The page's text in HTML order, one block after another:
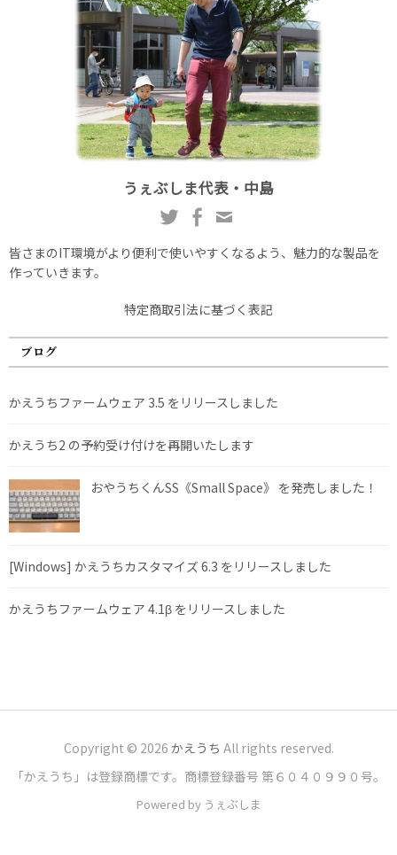
うぇぶしま代表・中島
皆さまのIT環境がより便利で使いやすくなるよう、魅力的な製品を
作っていきます。
特定商取引法に基づく表記
ブログ
かえうちファームウェア 3.5 をリリースしました
かえうち2 の予約受け付けを再開いたします
おやうちくんSS《Small Space》 を発売しました！
[Windows] かえうちカスタマイズ 6.3 をリリースしました
かえうちファームウェア 4.1β をリリースしました
Copyright © 2026 かえうち All rights reserved.
「かえうち」は登録商標です。商標登録番号 第６０４０９９０号。
Powered by うぇぶしま